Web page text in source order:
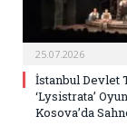
25.07.2026
İstanbul Devlet
‘Lysistrata’
Kosova’da